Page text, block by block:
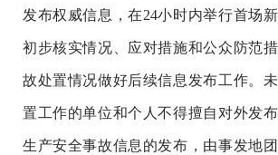
发布权威信息，在24小时内举行首场
初步核实情况、应对措施和公众防范
故处置情况做好后续信息发布工作。
置工作的单位和个人不得擅自对外发
生产安全事故信息的发布，由事发地团